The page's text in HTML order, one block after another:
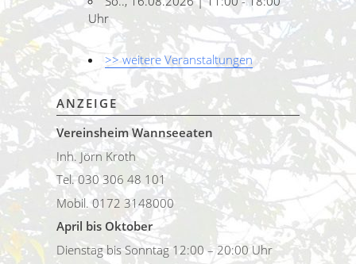
Uhr
>> weitere Veranstaltungen
ANZEIGE
Vereinsheim Wannseeaten
Inh. Jörn Kroth
Tel. 030 306 48 101
Mobil. 0172 3148000
April bis Oktober
Dienstag bis Sonntag 12:00 – 20:00 Uhr